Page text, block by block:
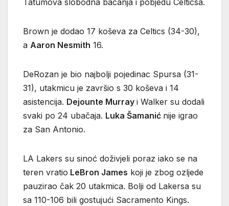
Tatumova slobodna bacanja i pobjedu Celticsa.
Brown je dodao 17 koševa za Celtics (34-30),
a Aaron Nesmith 16.
DeRozan je bio najbolji pojedinac Spursa (31-
31), utakmicu je završio s 30 koševa i 14
asistencija. Dejounte Murray i Walker su dodali
svaki po 24 ubačaja. Luka Šamanić nije igrao
za San Antonio.
LA Lakers su sinoć doživjeli poraz iako se na
teren vratio LeBron James koji je zbog ozljede
pauzirao čak 20 utakmica. Bolji od Lakersa su
sa 110-106 bili gostujući Sacramento Kings.